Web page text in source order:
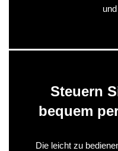
Steuern
bequem
Die leicht zu